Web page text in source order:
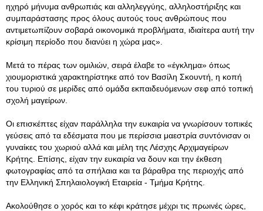
ηχηρό μήνυμα ανθρωπιάς και αλληλεγγύης, αλληλοστήριξης και
συμπαράστασης προς όλους αυτούς τους ανθρώπους που
αντιμετωπίζουν σοβαρά οικονομικά προβλήματα, ιδιαίτερα αυτή την
κρίσιμη περίοδο που διανύει η χώρα μας».
Μετά το πέρας των ομιλιών, σειρά έλαβε το «έγκλημα» όπως
χιουμοριστικά χαρακτηρίστηκε από τον Βασίλη Σκουντή, η κοπή
του τυριού σε μερίδες από ομάδα εκπαιδευόμενων σεφ από τοπική
σχολή μαγείρων.
Οι επισκέπτες είχαν παράλληλα την ευκαιρία να γνωρίσουν τοπικές
γεύσεις από τα εδέσματα που με περίσσια μαεστρία συντόνισαν οι
γυναίκες του χωριού αλλά και μέλη της Λέσχης Αρχιμαγείρων
Κρήτης. Επίσης, είχαν την ευκαιρία να δουν και την έκθεση
φωτογραφίας από τα σπήλαια και τα βάραθρα της περιοχής από
την Ελληνική Σπηλαιολογική Εταιρεία - Τμήμα Κρήτης.
Ακολούθησε ο χορός και το κέφι κράτησε μέχρι τις πρωινές ώρες,